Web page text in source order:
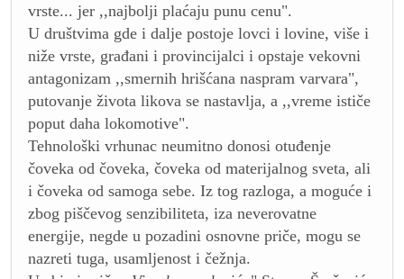
vrste... jer ,,najbolji plaćaju punu cenu".
U društvima gde i dalje postoje lovci i lovine, više i
niže vrste, građani i provincijalci i opstaje vekovni
antagonizam ,,smernih hrišćana naspram varvara",
putovanje života likova se nastavlja, a ,,vreme ističe
poput daha lokomotive".
Tehnološki vrhunac neumitno donosi otuđenje
čoveka od čoveka, čoveka od materijalnog sveta, ali
i čoveka od samoga sebe. Iz tog razloga, a moguće i
zbog piščevog senzibiliteta, iza neverovatne
energije, negde u pozadini osnovne priče, mogu se
nazreti tuga, usamljenost i čežnja.